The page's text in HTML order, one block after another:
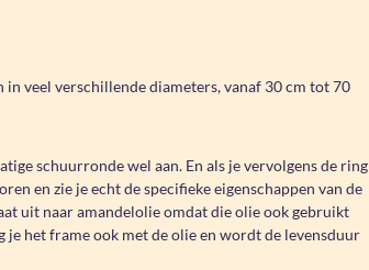
veel verschillende diameters, vanaf 30 cm tot 70
schuurronde wel aan. En als je vervolgens de ring
en zie je echt de specifieke eigenschappen van de
uit naar amandelolie omdat die olie ook gebruikt
je het frame ook met de olie en wordt de levensduur